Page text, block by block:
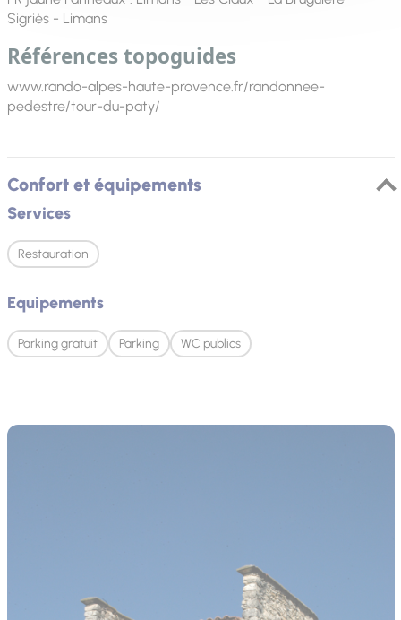
Sigriès - Limans
Références topoguides
www.rando-alpes-haute-provence.fr/randonnee-
pedestre/tour-du-paty/
Confort et équipements
Services
Restauration
Equipements
Parking gratuit Parking WC publics